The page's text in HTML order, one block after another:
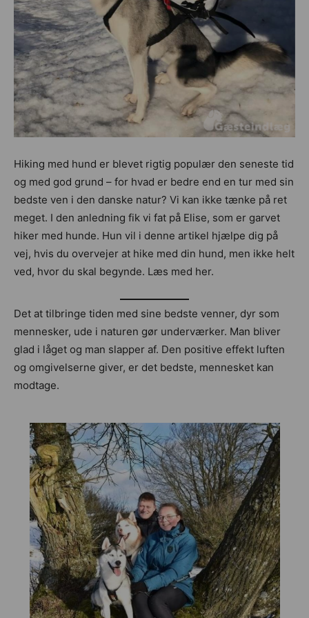
Hiking med hund er blevet rigtig populær den seneste tid
og med god grund – for hvad er bedre end en tur med sin
bedste ven i den danske natur? Vi kan ikke tænke på ret
meget. I den anledning fik vi fat på Elise, som er garvet
hiker med hunde. Hun vil i denne artikel hjælpe dig på
vej, hvis du overvejer at hike med din hund, men ikke helt
ved, hvor du skal begynde. Læs med her.
Det at tilbringe tiden med sine bedste venner, dyr som
mennesker, ude i naturen gør underværker. Man bliver
glad i låget og man slapper af. Den positive effekt luften
og omgivelserne giver, er det bedste, mennesket kan
modtage.